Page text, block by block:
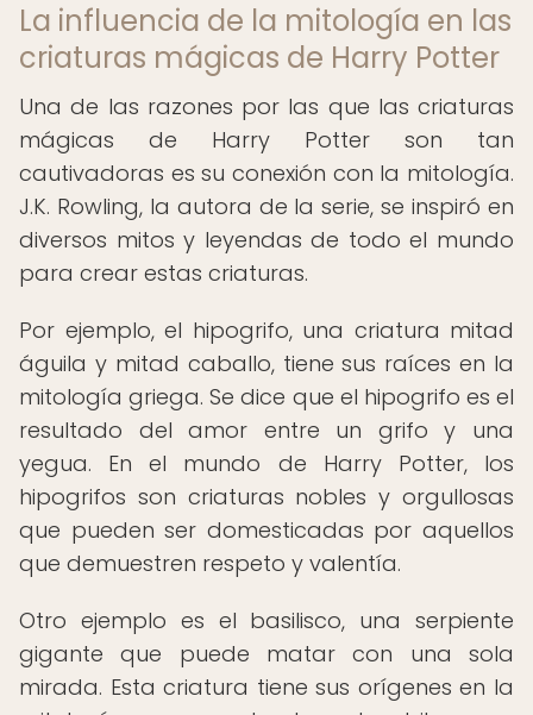
La influencia de la mitología en las
criaturas mágicas de Harry Potter
Una de las razones por las que las criaturas
mágicas de Harry Potter son tan
cautivadoras es su conexión con la mitología.
J.K. Rowling, la autora de la serie, se inspiró en
diversos mitos y leyendas de todo el mundo
para crear estas criaturas.
Por ejemplo, el hipogrifo, una criatura mitad
águila y mitad caballo, tiene sus raíces en la
mitología griega. Se dice que el hipogrifo es el
resultado del amor entre un grifo y una
yegua. En el mundo de Harry Potter, los
hipogrifos son criaturas nobles y orgullosas
que pueden ser domesticadas por aquellos
que demuestren respeto y valentía.
Otro ejemplo es el basilisco, una serpiente
gigante que puede matar con una sola
mirada. Esta criatura tiene sus orígenes en la